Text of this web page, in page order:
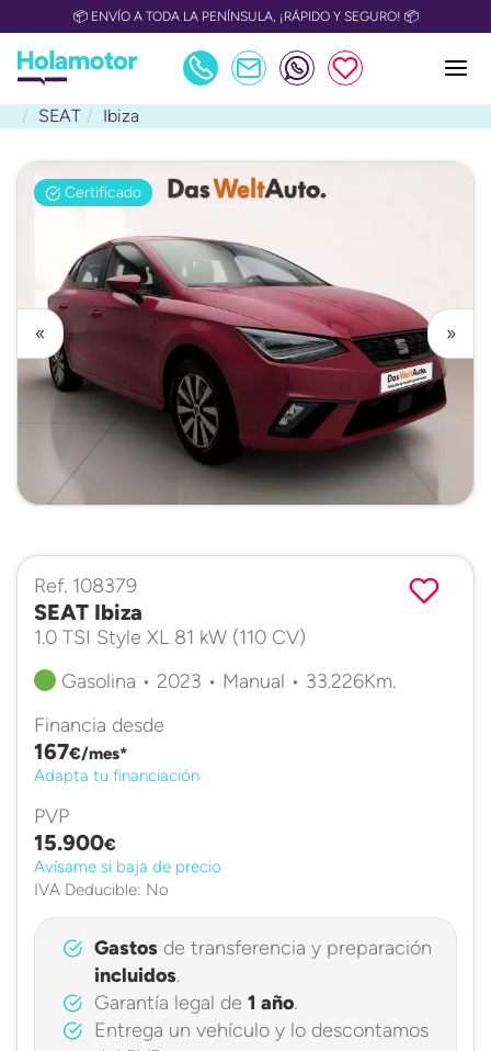
📦 ENVÍO A TODA LA PENÍNSULA, ¡RÁPIDO Y SEGURO! 📦
SEAT Ibiza
Certificado
»
«
Ref. 108379
SEAT Ibiza
1.0 TSI Style XL 81 kW (110 CV)
Gasolina • 2023 • Manual • 33.226Km.
Financia desde
167€/mes*
Adapta tu financiación
PVP
15.900€
Avísame si baja de precio
IVA Deducible: No
Gastosde transferencia y preparación
incluidos.
Garantía legal de 1 año.
Entrega un vehículo y lo descontamos